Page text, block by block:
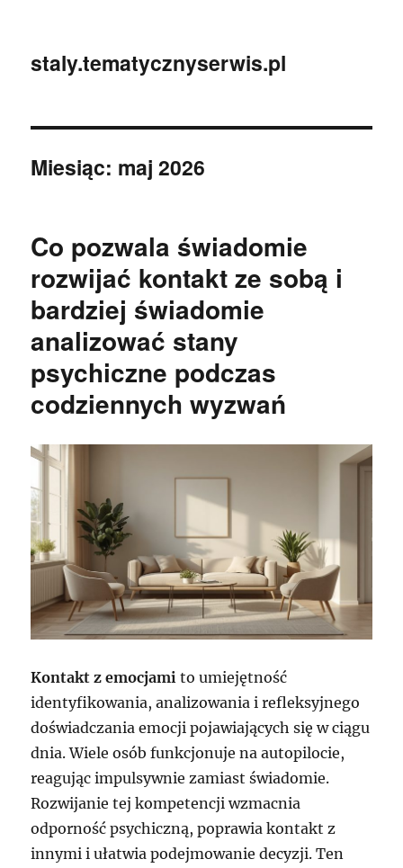
staly.tematycznyserwis.pl
Miesiąc: maj 2026
Co pozwala świadomie
rozwijać kontakt ze sobą i
bardziej świadomie
analizować stany
psychiczne podczas
codziennych wyzwań
Kontakt z emocjami to umiejętność
identyfikowania, analizowania i refleksyjnego
doświadczania emocji pojawiających się w ciągu
dnia. Wiele osób funkcjonuje na autopilocie,
reagując impulsywnie zamiast świadomie.
Rozwijanie tej kompetencji wzmacnia
odporność psychiczną, poprawia kontakt z
innymi i ułatwia podejmowanie decyzji. Ten